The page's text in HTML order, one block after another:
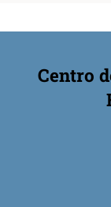
Centro